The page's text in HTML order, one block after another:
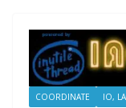
COORDINATE IO,